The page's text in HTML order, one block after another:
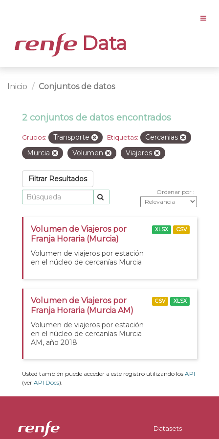
Data
Inicio Conjuntos de datos
2 conjuntos de datos encontrados
Grupos: Transporte Etiquetas:
Cercanias
Murcia
Volumen Viajeros
Filtrar Resultados
Ordenar por
Volumen de Viajeros por
Franja Horaria (Murcia)
Volumen de viajeros por estación
en el núcleo de cercanías Murcia
XLSX CSV
Volumen de Viajeros por
Franja Horaria (Murcia AM)
Volumen de viajeros por estación
en el núcleo de cercanías Murcia
AM, año 2018
CSV XLSX
Usted también puede acceder a este registro utilizando los API
(ver API Docs).
Datasets